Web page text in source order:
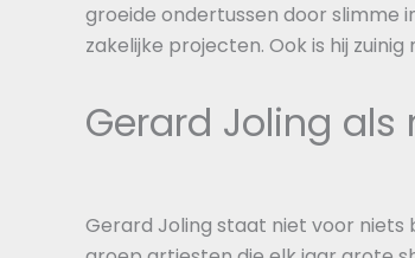
groeide ondertussen door slimme
zakelijke projecten. Ook is hij
Gerard Joling als
Gerard Joling staat niet voor niets